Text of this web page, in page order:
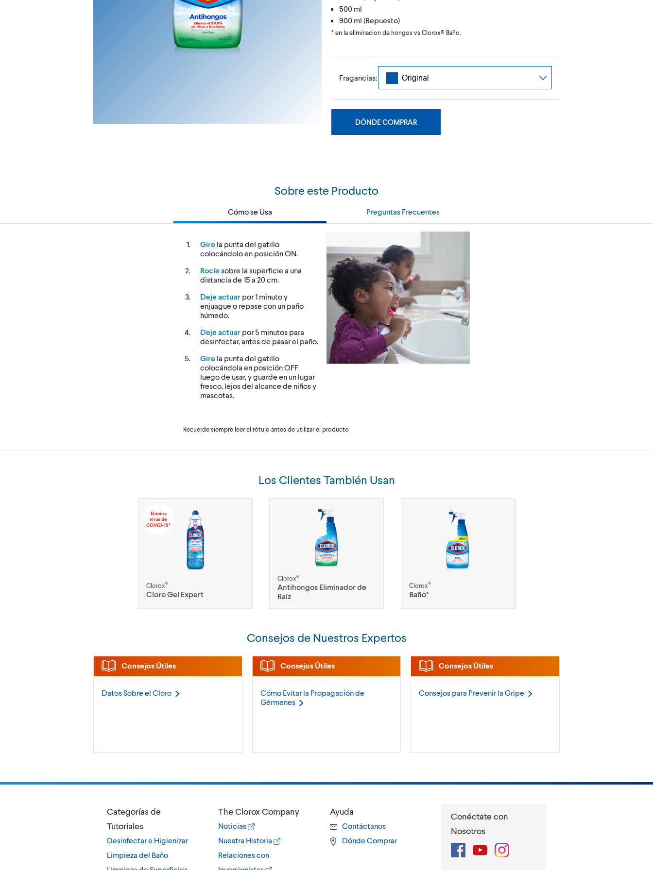
500 ml
900 ml (Repuesto)
* en la eliminacion de hongos vs Clorox® Baño.
Fragancias:
DÓNDE COMPRAR
Sobre este Producto
Cómo se Usa Preguntas Frecuentes
Gire la punta del gatillo
colocándolo en posición ON.
Rocíesobre la superficie a una
distancia de 15 a 20 cm.
Deje actuar por 1 minuto y
enjuague o repase con un paño
húmedo.
Deje actuar por 5 minutos para
desinfectar, antes de pasar el paño.
Gire la punta del gatillo
colocándola en posición OFF
luego de usar, y guarde en un lugar
fresco, lejos del alcance de niños y
mascotas.
Recuerde siempre leer el rótulo antes de utilizar el producto
Los Clientes También Usan
Elimina
virus de
COVID-19*
Clorox®
Cloro Gel Expert
Clorox®
Antihongos Eliminador de
Raíz
Clorox®
Baño*
Consejos de Nuestros Expertos
Consejos Útiles
Datos Sobre el Cloro
Consejos Útiles
Cómo Evitar la Propagación de
Gérmenes
Consejos Útiles
Consejos para Prevenir laGripe
Categorías de
Tutoriales
Desinfectar e Higienizar
Limpieza del Baño
The Clorox Company
Noticias
Nuestra Historia
Relaciones con
Ayuda
Contáctanos
Dónde Comprar
Conéctate con
Nosotros
FacebookYouTubeInstagram